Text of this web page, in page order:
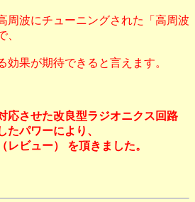
周波にチューニングされた「高周波
、
効果が期待できると言えます。
応させた改良型ラジオニクス回路
たパワーにより、
レビュー） を頂きました。